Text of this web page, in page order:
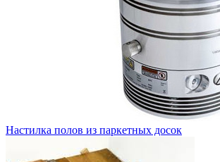
Настилка полов из паркетных досок